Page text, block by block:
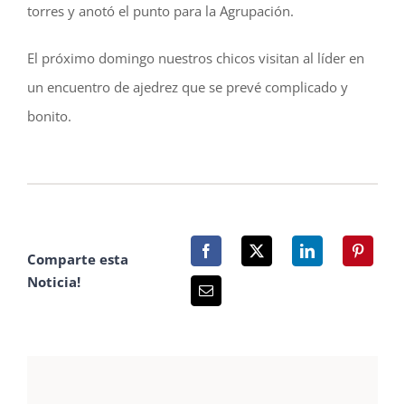
torres y anotó el punto para la Agrupación.
El próximo domingo nuestros chicos visitan al líder en
un encuentro de ajedrez que se prevé complicado y
bonito.
Comparte esta
Noticia!